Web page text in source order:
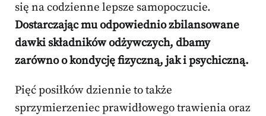
się na codzienne lepsze samopoczucie.
Dostarczając mu odpowiednio zbilansowane
dawki składników odżywczych, dbamy
zarówno o kondycję fizyczną, jak i psychiczną.
Pięć posiłków dziennie to także
sprzymierzeniec prawidłowego trawienia oraz